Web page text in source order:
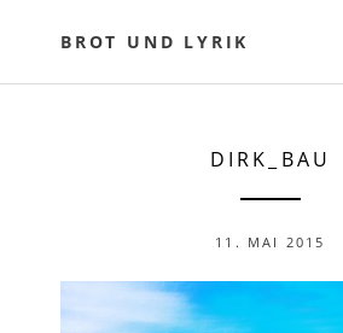
BROT UND LYRIK
DIRK_BAU
11. MAI 2015